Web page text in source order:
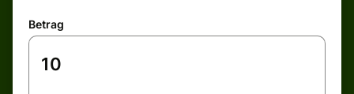
Betrag